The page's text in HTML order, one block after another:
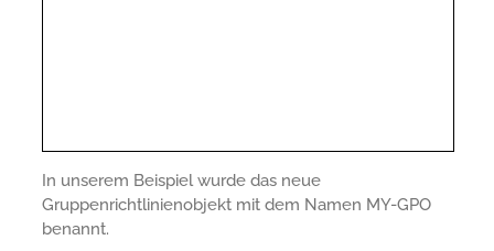
In unserem Beispiel wurde das neue
Gruppenrichtlinienobjekt mit dem Namen MY-GPO
benannt.